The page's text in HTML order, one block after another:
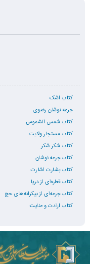
کتاب اشک
جرعه نوشان رضوی
کتاب شمس الشموس
کتاب مستجار ولایت
کتاب شکر شکر
کتاب جرعه نوشان
کتاب بشارت اشارت
کتاب قطره‌ای از دریا
کتاب جرعه‌ای از بیکرانه‌های حج
کتاب ارادت و عنایت